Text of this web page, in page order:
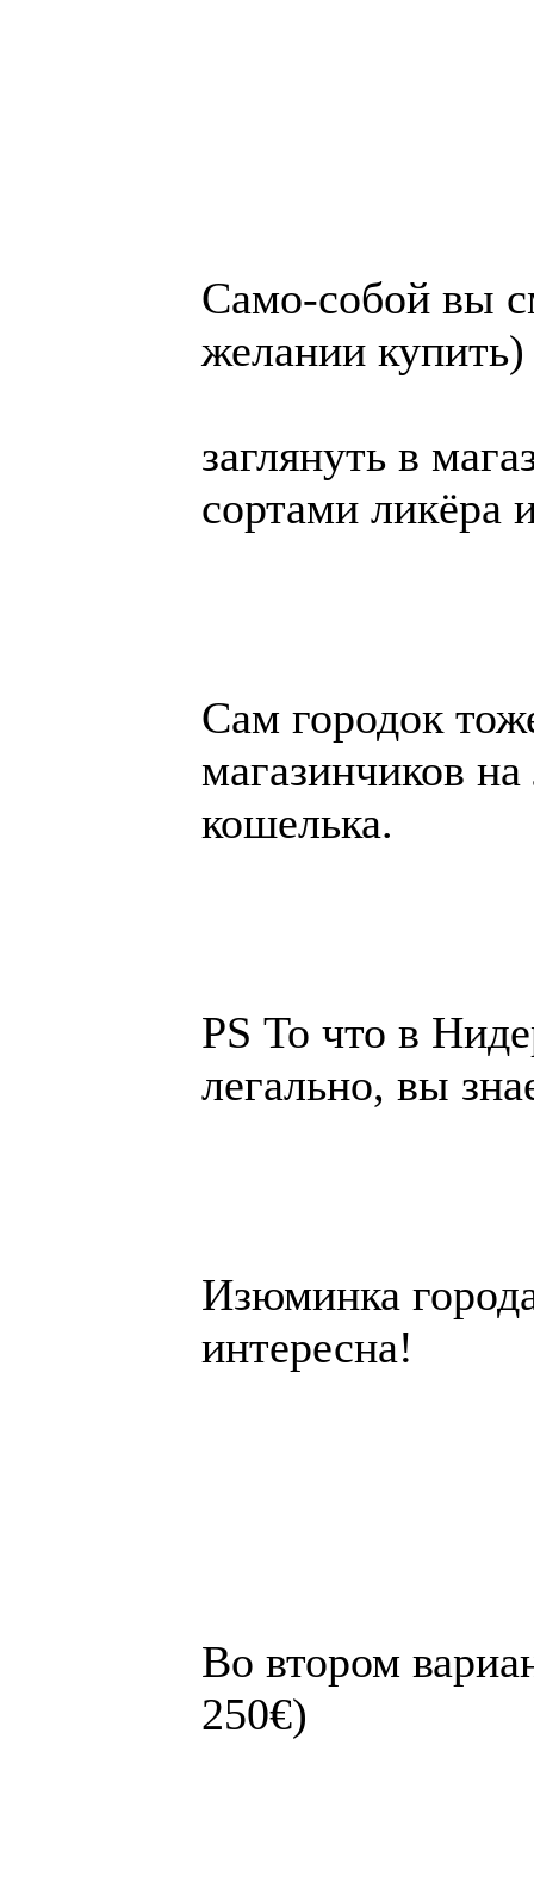
Са­мо-со­бой вы
желании
заг­ля­нуть в
сортами ликёра
Сам городок
магазинчиков
кошелька.
PS То что в
легально, вы
Изюминка
интересна!
Во вто­ром
250€)